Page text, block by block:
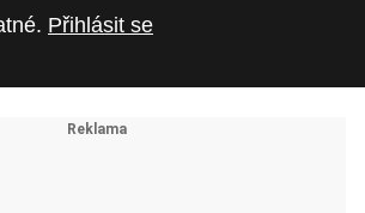
Přihlásit se